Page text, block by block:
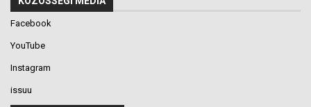
Facebook
YouTube
Instagram
issuu